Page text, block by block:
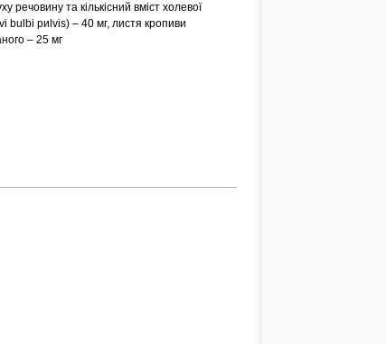
речовину та кількісний вміст холевої
bulbi риlvіs) – 40 мг, листя кропиви
– 25 мг